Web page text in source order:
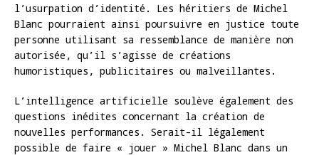
l’usurpation d’identité. Les héritiers de Michel
Blanc pourraient ainsi poursuivre en justice toute
personne utilisant sa ressemblance de manière non
autorisée, qu’il s’agisse de créations
humoristiques, publicitaires ou malveillantes.
L’intelligence artificielle soulève également des
questions inédites concernant la création de
nouvelles performances. Serait-il légalement
possible de faire « jouer » Michel Blanc dans un